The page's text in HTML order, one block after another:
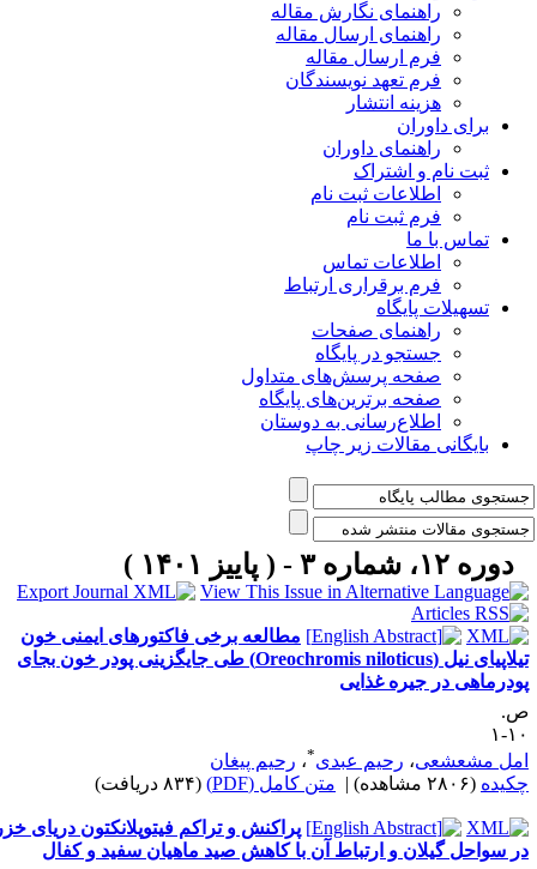
راهنمای نگارش مقاله
راهنمای ارسال مقاله
فرم ارسال مقاله
فرم تعهد نویسندگان
هزینه انتشار
برای داوران
راهنمای داوران
ثبت نام و اشتراک
اطلاعات ثبت نام
فرم ثبت نام
تماس با ما
اطلاعات تماس
فرم برقراری ارتباط
تسهیلات پایگاه
راهنمای صفحات
جستجو در پایگاه
صفحه پرسش‌های متداول
صفحه برترین‌های پایگاه
اطلاع‌رسانی به دوستان
بایگانی مقالات زیر چاپ
دوره ۱۲، شماره ۳ - ( پاییز ۱۴۰۱ )
مطالعه برخی فاکتورهای ایمنی خون
تیلاپیای نیل (Oreochromis niloticus) طی جایگزینی پودر خون بجای
در جیره غذایی
۱
مشعشعی، رحیم عبدی * ،رحیم پیغان
(۲۸۰۶ مشاهده) | متن کامل (PDF) (۸۳۴ دریافت)
پراکنش و تراکم فیتوپلانکتون دریای خزر
سواحل گیلان و ارتباط آن با کاهش صید ماهیان سفید و کفال